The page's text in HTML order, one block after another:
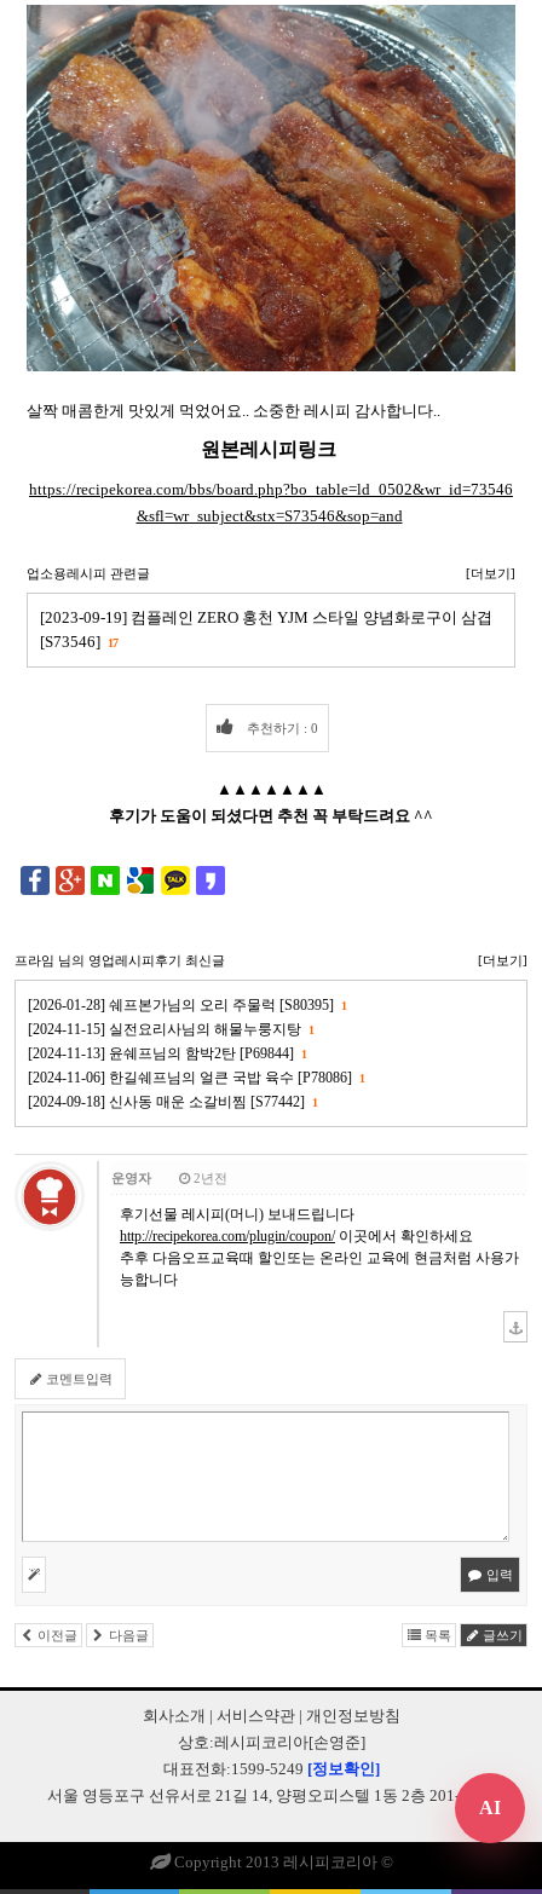
살짝 매콤한게 맛있게 먹었어요.. 소중한 레시피 감사합니다..
원본레시피링크
https://recipekorea.com/bbs/board.php?bo_table=ld_0502&wr_id=73546
&sfl=wr_subject&stx=S73546&sop=and
업소용레시피 관련글 [더보기]
[2023-09-19] 컴플레인 ZERO 홍천 YJM 스타일 양념화로구이 삼겹
[S73546]
17
추천하기 : 0
▲▲▲▲▲▲▲
후기가 도움이 되셨다면 추천 꼭 부탁드려요 ^^
프라임 님의 영업레시피후기 최신글 [더보기]
[2026-01-28] 쉐프본가님의 오리 주물럭 [S80395] 1
[2024-11-15] 실전요리사님의 해물누룽지탕 1
[2024-11-13] 윤쉐프님의 함박2탄 [P69844] 1
[2024-11-06] 한길쉐프님의 얼큰 국밥 육수 [P78086] 1
[2024-09-18] 신사동 매운 소갈비찜 [S77442] 1
운영자 2년전
후기선물 레시피(머니) 보내드립니다
http://recipekorea.com/plugin/coupon/이곳에서 확인하세요
추후 다음오프교육때 할인또는 온라인 교육에 현금처럼 사용가
능합니다
코멘트입력
입력
이전글 다음글 목록 글쓰기
회사소개 | 서비스약관| 개인정보방침
상호:레시피코리아[손영준]
대표전화:1599-5249 [정보확인]
서울 영등포구 선유서로 21길 14, 양평오피스텔 1동 2층 201-B248
Copyright 2013 레시피코리아 ©
AI